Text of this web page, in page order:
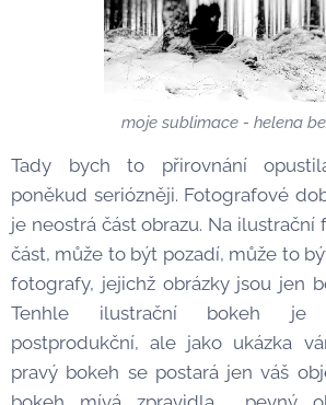
moje sublimace - helena
Tady bych to přirovnání
poněkud seriózněji. Fotografové
je neostrá část obrazu. Na
část, může to být pozadí, může to
fotografy, jejichž obrázky jsou jen
Tenhle ilustrační bokeh je
postprodukční, ale jako ukázka
pravý bokeh se postará jen váš